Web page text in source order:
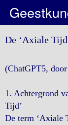
De ‘Axiale
(ChatGPT5,
1. Achtergrond
Tijd’
De term ‘Axiale